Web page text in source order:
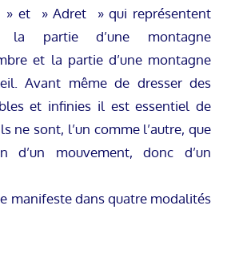
et » Adret » qui représentent
la partie d’une montagne
et la partie d’une montagne
Avant même de dresser des
et infinies il est essentiel de
ne sont, l’un comme l’autre, que
d’un mouvement, donc d’un
manifeste dans quatre modalités